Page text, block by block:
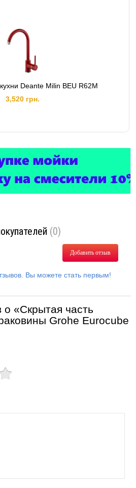
Deante Milin BEU R62M
3,520 грн.
(0)
Добавить отзыв
Вы можете стать первым!
о «Скрытая часть
Grohe Eurocube